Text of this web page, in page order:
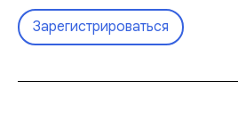
Зарегистрироваться